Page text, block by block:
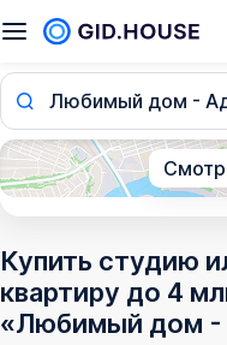
Любимый дом -
Купить студию
квартиру до 4
«Любимый дом -